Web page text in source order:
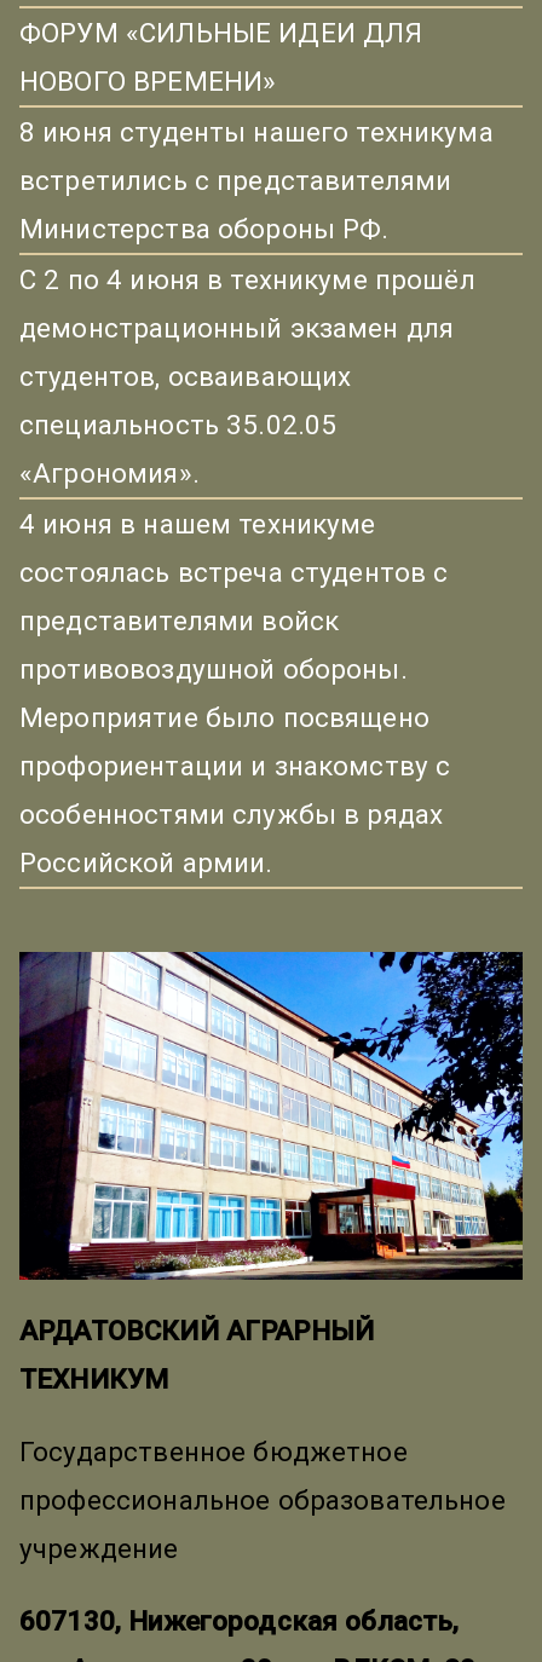
ФОРУМ «СИЛЬНЫЕ ИДЕИ ДЛЯ
НОВОГО ВРЕМЕНИ»
8 июня студенты нашего техникума
встретились с представителями
Министерства обороны РФ.
С 2 по 4 июня в техникуме прошёл
демонстрационный экзамен для
студентов, осваивающих
специальность 35.02.05
«Агрономия».
4 июня в нашем техникуме
состоялась встреча студентов с
представителями войск
противовоздушной обороны.
Мероприятие было посвящено
профориентации и знакомству с
особенностями службы в рядах
Российской армии.
АРДАТОВСКИЙ АГРАРНЫЙ
ТЕХНИКУМ
Государственное бюджетное
профессиональное образовательное
учреждение
607130, Нижегородская область,